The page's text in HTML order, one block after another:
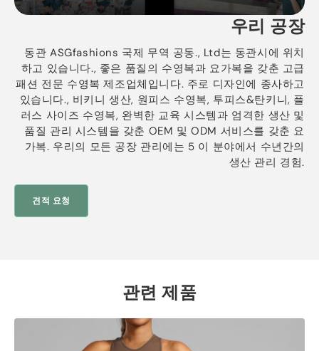
우리 공장
동관 ASGfashions 국제 무역 공동., Ltd는 동관시에 위치
하고 있습니다., 좋은 품질의 수영복과 요가복을 갖춘 고급
패션 전문 수영복 제조업체입니다. 주로 디자인에 종사하고
있습니다., 비키니 생산, 원피스 수영복, 투피스&탄키니, 플
러스 사이즈 수영복, 완벽한 교육 시스템과 엄격한 생산 및
품질 관리 시스템을 갖춘 OEM 및 ODM 서비스를 갖춘 요
가복. 우리의 모든 공장 ​​관리에는 5 이 분야에서 수년간의
생산 관리 경험.
견적 요청
관련 제품